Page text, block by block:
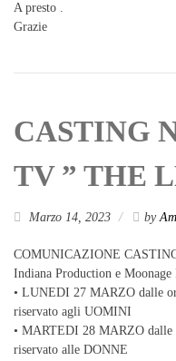
A presto .
Grazie
CASTING
TV ” THE
Marzo 14, 2023 by
COMUNICAZIONE
Indiana Production e
• LUNEDI 27 MARZO dalle
riservato agli UOMINI
• MARTEDI 28 MARZO dalle
riservato alle DONNE